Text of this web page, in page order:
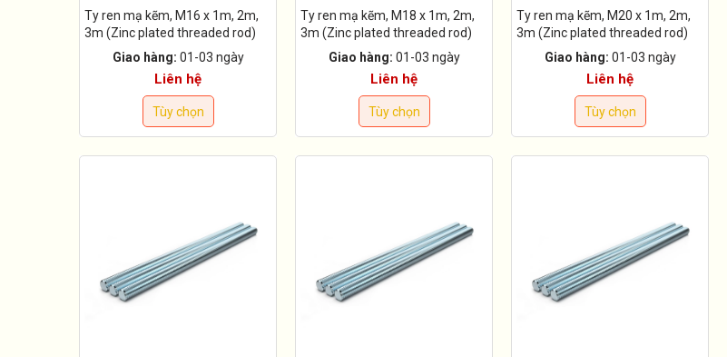
Ty ren mạ kẽm, M16 x 1m, 2m,
3m (Zinc plated threaded rod)
Giao hàng: 01-03 ngày
Liên hệ
Tùy chọn
Ty ren mạ kẽm, M18 x 1m, 2m,
3m (Zinc plated threaded rod)
Giao hàng: 01-03 ngày
Liên hệ
Tùy chọn
Ty ren mạ kẽm, M20 x 1m, 2m,
3m (Zinc plated threaded rod)
Giao hàng: 01-03 ngày
Liên hệ
Tùy chọn